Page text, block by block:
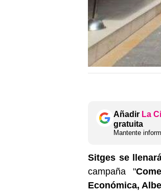
Añadir La
gratuita
Mantente
Sitges se
campaña "
Económica,